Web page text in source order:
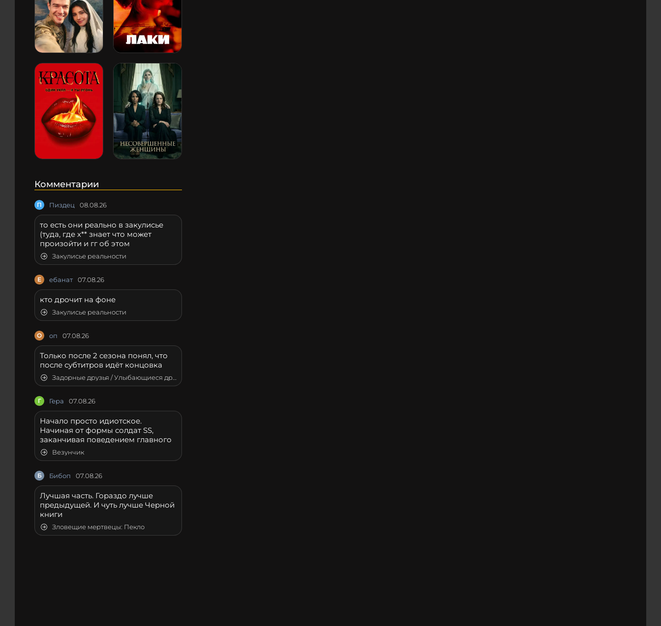
Комментарии
П Пиздец 08.08.26
то есть они реально в закулисье
(туда, где х** знает что может
произойти и гг об этом
Закулисье реальности
Е ебанат 07.08.26
кто дрочит на фоне
Закулисье реальности
О оп 07.08.26
Только после 2 сезона понял, что
после субтитров идёт концовка
Задорные друзья / Улыбающиеся друзья
Г Гера 07.08.26
Начало просто идиотское.
Начиная от формы солдат SS,
заканчивая поведением главного
Везунчик
Б Бибоп 07.08.26
Лучшая часть. Гораздо лучше
предыдущей. И чуть лучше Черной
книги
Зловещие мертвецы: Пекло